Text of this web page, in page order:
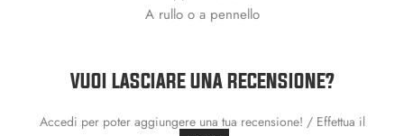
A rullo o a pennello
VUOI LASCIARE UNA RECENSIONE?
Accedi per poter aggiungere una tua recensione! / Effettua il